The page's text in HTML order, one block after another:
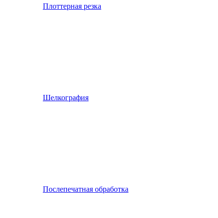
Плоттерная резка
Шелкография
Послепечатная обработка